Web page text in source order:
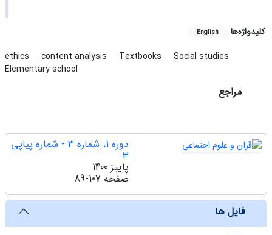
کلیدواژه‌ها English
ethics content analysis Textbooks
Social studies
Elementary school
مراجع
دوره 1، شماره 3 - شماره پیاپی
3
پاییز 1400
صفحه 89-107
فایل ها